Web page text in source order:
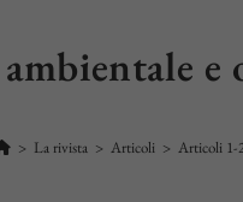
> La rivista > Articoli > Articoli 1-